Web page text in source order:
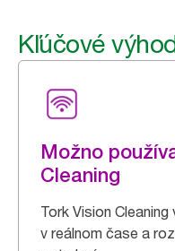
Kľúčové
Možno
Cleaning
Tork Vision
v reálnom čase a